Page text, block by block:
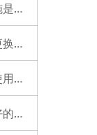
预防反渗透膜常见污染的措施是什么？
怎么对反渗透膜进行正确的更换？
设备中的反渗透膜不能正常使用了是什么原因？
怎样让反渗透膜的清洗达到好的状态？